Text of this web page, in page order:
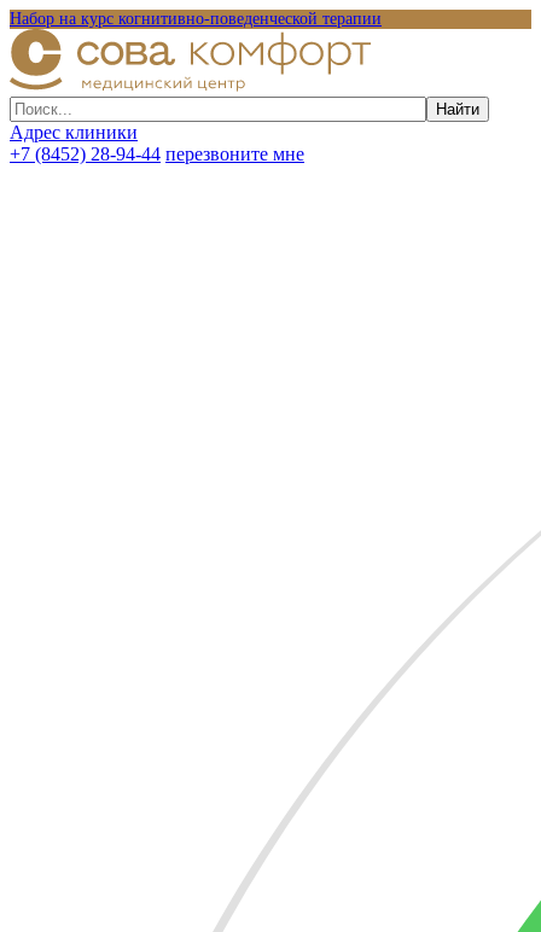
Набор на курс когнитивно-поведенческой терапии
Адрес клиники
+7 (8452) 28-94-44 перезвоните мне